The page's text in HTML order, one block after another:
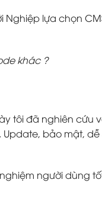
Nghiệp lựa chọn
khác ?
tôi đã nghiên cứu
bảo mật, dễ
người dùng